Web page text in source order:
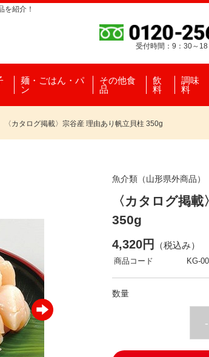
を紹介！
受付時間：9：30～18
麺・ごはん・パ
ン
その他食
品
飲
料
調味
料
〈カタログ掲載〉宗谷産 理由あり帆立貝柱 350g
魚介類（山形県外商品）
〈カタログ掲
350g
4,320円 （税込み）
商品コード KG-
数量
-